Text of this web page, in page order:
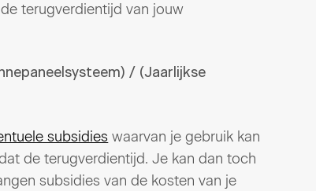
terugverdientijd van jouw
/ (Jaarlijkse
subsidies waarvan je gebruik kan
de terugverdientijd. Je kan dan toch
subsidies van de kosten van je